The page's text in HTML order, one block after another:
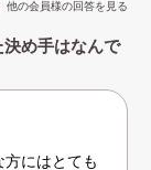
他の会員様の回答を見る
め手はなんで
にはとても